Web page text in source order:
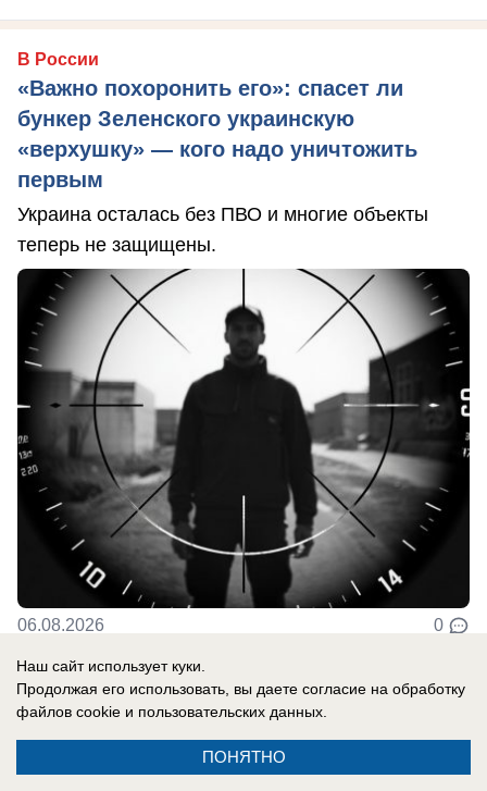
В России
«Важно похоронить его»: спасет ли
бункер Зеленского украинскую
«верхушку» — кого надо уничтожить
первым
Украина осталась без ПВО и многие объекты
теперь не защищены.
06.08.2026 0
В России
До них начало доходить: отставной
главком ВСУ Залужный признал полное
Наш сайт использует куки.
Продолжая его использовать, вы даете согласие на обработку
файлов cookie и пользовательских данных.
ПОНЯТНО